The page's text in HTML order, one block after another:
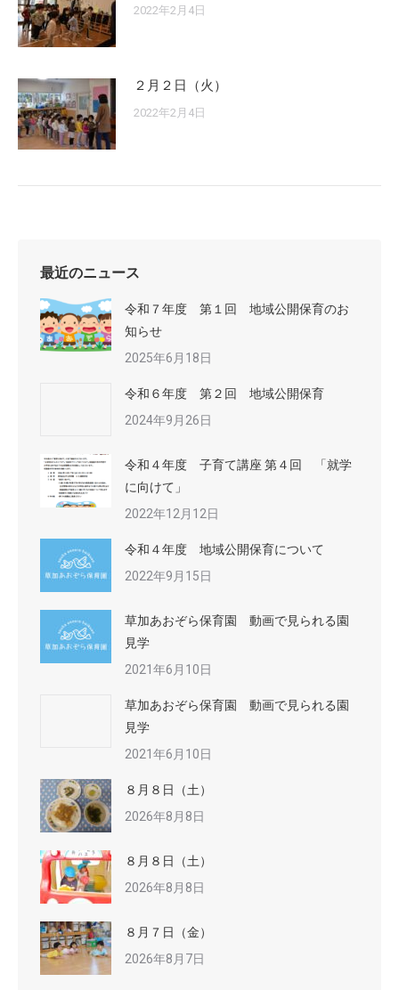
2022年2月4日
２月２日（火）
2022年2月4日
最近のニュース
令和７年度 第１回 地域公開保育のお
知らせ
2025年6月18日
令和６年度 第２回 地域公開保育
2024年9月26日
令和４年度 子育て講座 第４回 「就学
に向けて」
2022年12月12日
令和４年度 地域公開保育について
2022年9月15日
草加あおぞら保育園 動画で見られる園
見学
2021年6月10日
草加あおぞら保育園 動画で見られる園
見学
2021年6月10日
８月８日（土）
2026年8月8日
８月８日（土）
2026年8月8日
８月７日（金）
2026年8月7日